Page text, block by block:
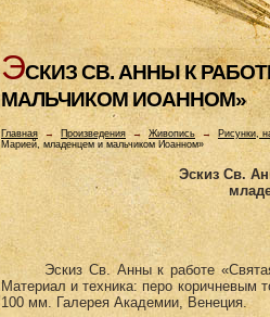
ЭСКИЗ СВ. АHHЫ К
МАЛЬЧИКОМ ИОАHHОМ»
Главная→ Произведения → Живопись → Рисунки,
Марией, младенцем и мальчиком Иоанном»
Эскиз Св.
Эскиз Св. Анны к работе
Материал и техника: перо коричневым
100 мм. Галерея Академии, Венеция.